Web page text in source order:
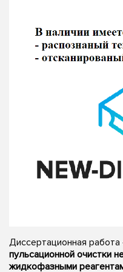
Диссертационная работа
пульсационной очистки
жидкофазными